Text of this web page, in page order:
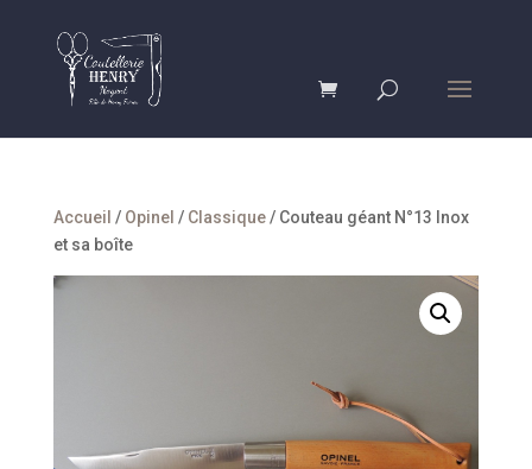
Accueil / Opinel / Classique/ Couteau géant N°13 Inox
et sa boîte